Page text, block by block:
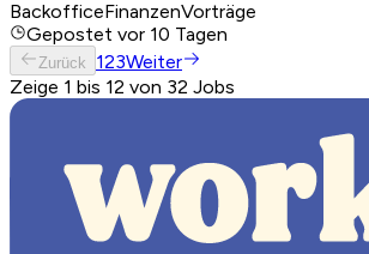
BackofficeFinanzenVorträge
Gepostet vor 10 Tagen
Zurück 123Weiter
Zeige 1 bis 12 von 32 Jobs